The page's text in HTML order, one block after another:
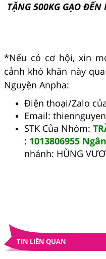
TẶNG 500KG GẠO
*Nếu có cơ hội, xin
cảnh khó khăn này
Nguyện Anpha:
Điện thoại/Zalo
Email:
STK Của Nhóm:
: 1013806955
nhánh: HÙNG
TIN LIÊN QUAN